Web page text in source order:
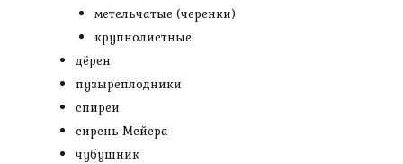
метельчатые (черенки)
крупнолистные
дёрен
пузыреплодники
спиреи
сирень Мейера
чубушник